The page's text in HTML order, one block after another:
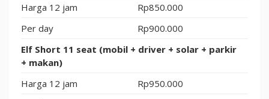
Harga 12 jam
Rp850.000
Per day
Rp900.000
Elf Short 11 seat (mobil + driver + solar + parkir
+ makan)
Harga 12 jam
Rp950.000